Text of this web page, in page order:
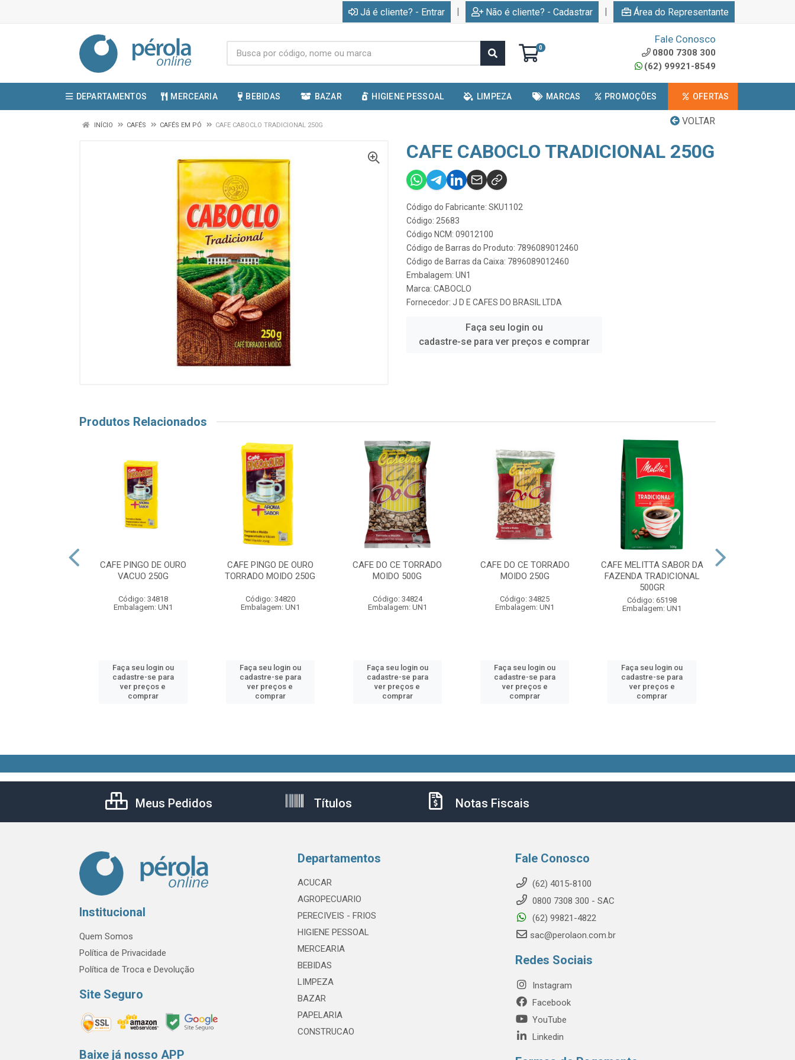
Já é cliente? - Entrar | Não é cliente? - Cadastrar | Área do Representante
0
Fale Conosco
0800 7308 300
(62) 99921-8549
DEPARTAMENTOS MERCEARIA BEBIDAS BAZAR HIGIENE PESSOAL LIMPEZA MARCAS PROMOÇÕES OFERTAS
VOLTAR
INÍCIO CAFÉS CAFÉS EM PÓ CAFE CABOCLO TRADICIONAL 250G
CAFE CABOCLO TRADICIONAL 250G
Código do Fabricante: SKU1102
Código: 25683
Código NCM: 09012100
Código de Barras do Produto: 7896089012460
Código de Barras da Caixa: 7896089012460
Embalagem: UN1
Marca: CABOCLO
Fornecedor: J D E CAFES DO BRASIL LTDA
Faça seu login ou
cadastre-se para ver preços e comprar
Produtos Relacionados
CAFE PINGO DE OURO
VACUO 250G
Código: 34818
Embalagem: UN1
Faça seu login ou
cadastre-se para
ver preços e
comprar
CAFE PINGO DE OURO
TORRADO MOIDO 250G
Código: 34820
Embalagem: UN1
Faça seu login ou
cadastre-se para
ver preços e
comprar
CAFE DO CE TORRADO
MOIDO 500G
Código: 34824
Embalagem: UN1
Faça seu login ou
cadastre-se para
ver preços e
comprar
CAFE DO CE TORRADO
MOIDO 250G
Código: 34825
Embalagem: UN1
Faça seu login ou
cadastre-se para
ver preços e
comprar
CAFE MELITTA SABOR DA
FAZENDA TRADICIONAL
500GR
Código: 65198
Embalagem: UN1
Faça seu login ou
cadastre-se para
ver preços e
comprar
Meus Pedidos Títulos Notas Fiscais
Institucional
Quem Somos
Política de Privacidade
Política de Troca e Devolução
Site Seguro
Baixe já nosso APP
Departamentos
ACUCAR
AGROPECUARIO
PERECIVEIS - FRIOS
HIGIENE PESSOAL
MERCEARIA
BEBIDAS
LIMPEZA
BAZAR
PAPELARIA
CONSTRUCAO
Fale Conosco
(62) 4015-8100
0800 7308 300 - SAC
(62) 99821-4822
sac@perolaon.com.br
Redes Sociais
Instagram
Facebook
YouTube
Linkedin